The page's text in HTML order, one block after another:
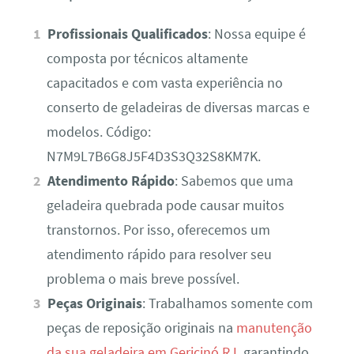
Profissionais Qualificados: Nossa equipe é
composta por técnicos altamente
capacitados e com vasta experiência no
conserto de geladeiras de diversas marcas e
modelos. Código:
N7M9L7B6G8J5F4D3S3Q32S8KM7K.
Atendimento Rápido: Sabemos que uma
geladeira quebrada pode causar muitos
transtornos. Por isso, oferecemos um
atendimento rápido para resolver seu
problema o mais breve possível.
Peças Originais: Trabalhamos somente com
peças de reposição originais na manutenção